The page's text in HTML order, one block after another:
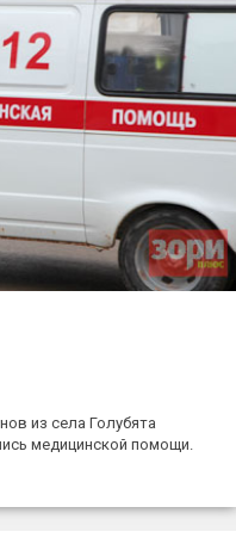
из села Голубята
медицинской помощи.